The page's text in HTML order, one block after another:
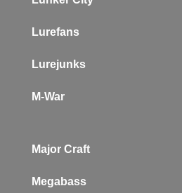
Lurefans
Lurejunks
M-War
Major Craft
Megabass